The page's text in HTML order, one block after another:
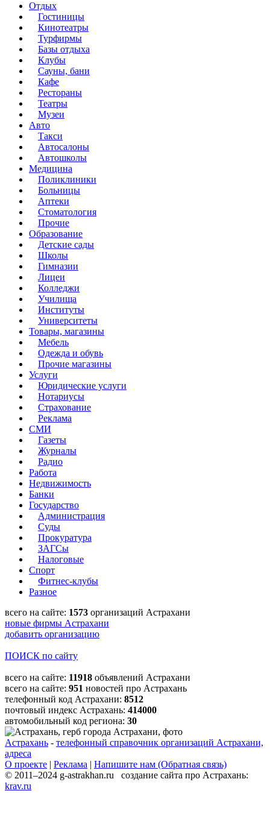
Отдых
Гостиницы
Кинотеатры
Турфирмы
Базы отдыха
Клубы
Сауны, бани
Кафе
Рестораны
Театры
Музеи
Авто
Такси
Автосалоны
Автошколы
Медицина
Поликлиники
Больницы
Аптеки
Стоматология
Прочие
Образование
Детские сады
Школы
Гимназии
Лицеи
Колледжи
Училища
Институты
Университеты
Товары, магазины
Мебель
Одежда и обувь
Прочие магазины
Услуги
Юридические услуги
Нотариусы
Страхование
Реклама
СМИ
Газеты
Журналы
Радио
Работа
Недвижимость
Банки
Государство
Администрация
Суды
Прокуратура
ЗАГСы
Налоговые
Спорт
Фитнес-клубы
Разное
всего на сайте: 1573 организаций Астрахани
новые фирмы Астрахани
добавить организацию
ПОИСК по сайту
всего на сайте: 11918 объявлений Астрахани
всего на сайте: 951 новостей про Астрахань
телефонный код Астрахани: 8512
почтовый индекс Астрахань: 414000
автомобильный код региона: 30
Астрахань - телефонный справочник организаций Астрахани,
адреса
О проекте | Реклама | Напишите нам (Обратная связь)
© 2011–2024 g-astrakhan.ru создание сайта про Астрахань:
krav.ru